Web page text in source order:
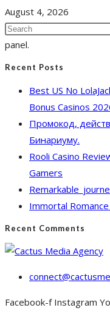
August 4, 2026
panel.
Recent Posts
Best US No
Bonus Casinos
Промокод,
Бинариуму.
Rooli Casino
Gamers
Immortal
Recent Comments
Facebook-f Instagram